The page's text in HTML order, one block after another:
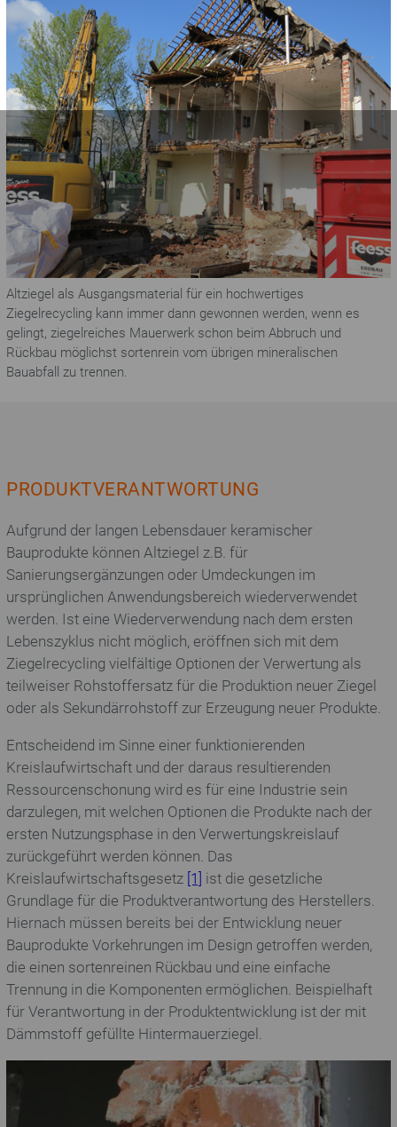
Altziegel als Ausgangsmaterial für ein hochwertiges
Ziegelrecycling kann immer dann gewonnen werden, wenn es
gelingt, ziegelreiches Mauerwerk schon beim Abbruch und
Rückbau möglichst sortenrein vom übrigen mineralischen
Bauabfall zu trennen.
PRODUKTVERANTWORTUNG
Aufgrund der langen Lebensdauer keramischer
Bauprodukte können Altziegel z.B. für
Sanierungsergänzungen oder Umdeckungen im
ursprünglichen Anwendungsbereich wiederverwendet
werden. Ist eine Wiederverwendung nach dem ersten
Lebenszyklus nicht möglich, eröffnen sich mit dem
Ziegelrecycling vielfältige Optionen der Verwertung als
teilweiser Rohstoffersatz für die Produktion neuer Ziegel
oder als Sekundärrohstoff zur Erzeugung neuer Produkte.
Entscheidend im Sinne einer funktionierenden
Kreislaufwirtschaft und der daraus resultierenden
Ressourcenschonung wird es für eine Industrie sein
darzulegen, mit welchen Optionen die Produkte nach der
ersten Nutzungsphase in den Verwertungskreislauf
zurückgeführt werden können. Das
Kreislaufwirtschaftsgesetz [1] ist die gesetzliche
Grundlage für die Produktverantwortung des Herstellers.
Hiernach müssen bereits bei der Entwicklung neuer
Bauprodukte Vorkehrungen im Design getroffen werden,
die einen sortenreinen Rückbau und eine einfache
Trennung in die Komponenten ermöglichen. Beispielhaft
für Verantwortung in der Produktentwicklung ist der mit
Dämmstoff gefüllte Hintermauerziegel.